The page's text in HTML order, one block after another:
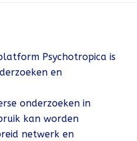
Psychotropica is
en
onderzoeken in
kan worden
netwerk en